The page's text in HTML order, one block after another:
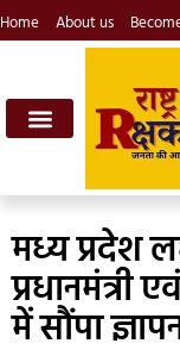
Home About us
मध्य प्रदेश
प्रधानमंत्री
में सौंपा